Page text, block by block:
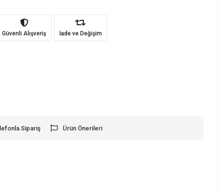
Güvenli Alışveriş İade ve Değişim
Sipariş Ürün Önerileri